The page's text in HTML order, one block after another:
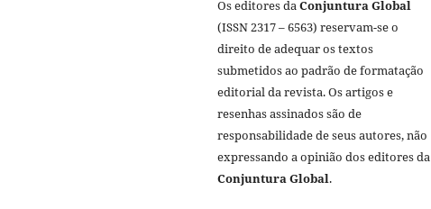
Os editores daConjuntura Global
(ISSN 2317 – 6563) reservam-se o
direito de adequar os textos
submetidos ao padrão de formatação
editorial da revista. Os artigos e
resenhas assinados são de
responsabilidade de seus autores, não
expressando a opinião dos editores da
Conjuntura Global.